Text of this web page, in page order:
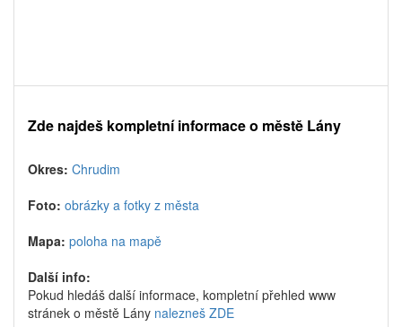
Zde najdeš kompletní informace o městě Lány
Okres: Chrudim
Foto: obrázky a fotky z města
Mapa: poloha na mapě
Další info:
Pokud hledáš další informace, kompletní přehled www
stránek o městě Lány nalezneš ZDE